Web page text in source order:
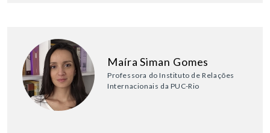
Maíra Siman Gomes
Professora do Instituto de Relações
Internacionais da PUC-Rio